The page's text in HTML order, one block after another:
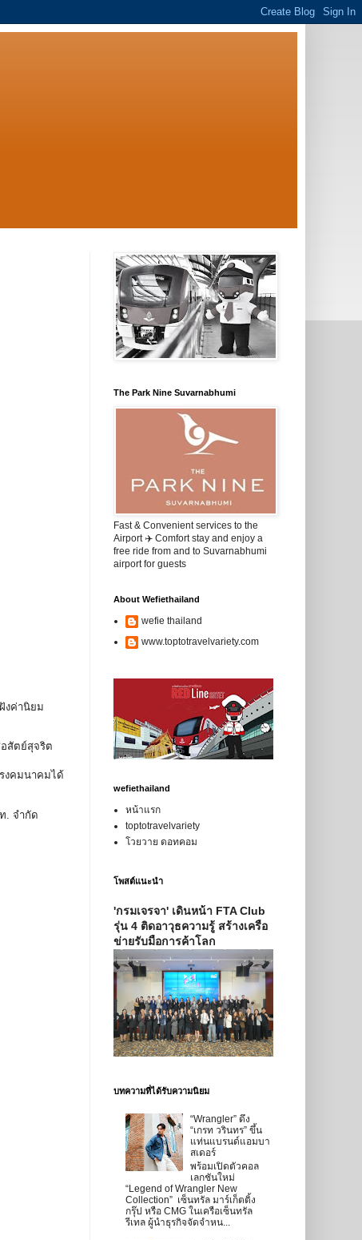
งค่านิยม
สัตย์สุจริต
งคมนาคมได้
. จำกัด
The Park Nine Suvarnabhumi
Fast & Convenient services to the
Airport ✈️ Comfort stay and enjoy a
free ride from and to Suvarnabhumi
airport for guests
About Wefiethailand
wefie thailand
www.toptotravelvariety.com
wefiethailand
หน้าแรก
toptotravelvariety
โวยวาย ดอทคอม
โพสต์แนะนำ
'กรมเจรจา' เดินหน้า FTA Club
รุ่น 4 ติดอาวุธความรู้ สร้างเครือ
ข่ายรับมือการค้าโลก
บทความที่ได้รับความนิยม
“Wrangler” ดึง
“เกรท วรินทร” ขึ้น
แท่นแบรนด์แอมบา
สเดอร์
พร้อมเปิดตัวคอล
เลกชันใหม่
“Legend of Wrangler New
Collection” เซ็นทรัล มาร์เก็ตติ้ง
กรุ๊ป หรือ CMG ในเครือเซ็นทรัล
รีเทล ผู้นำธุรกิจจัดจำหน...